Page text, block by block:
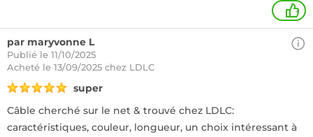
+
par maryvonne L
Publié le 11/10/2025
Acheté le 13/09/2025 chez LDLC
super
Câble cherché sur le net & trouvé chez LDLC:
caractéristiques, couleur, longueur, un choix intéressant à